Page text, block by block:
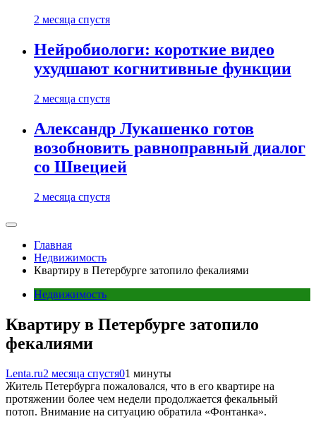
2 месяца спустя
Нейробиологи: короткие видео
ухудшают когнитивные функции
2 месяца спустя
Александр Лукашенко готов
возобновить равноправный диалог
со Швецией
2 месяца спустя
Главная
Недвижимость
Квартиру в Петербурге затопило фекалиями
Недвижимость
Квартиру в Петербурге затопило
фекалиями
Lenta.ru2 месяца спустя01 минуты
Житель Петербурга пожаловался, что в его квартире на
протяжении более чем недели продолжается фекальный
потоп. Внимание на ситуацию обратила «Фонтанка».